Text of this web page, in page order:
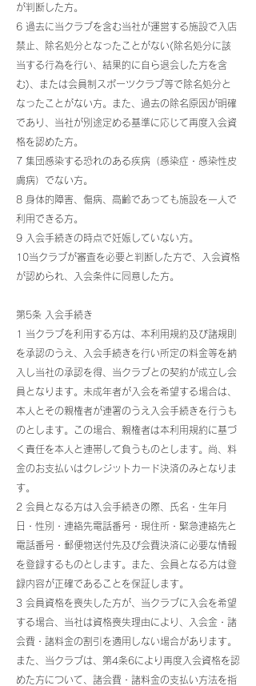
が判断した方。
6 過去に当クラブを含む当社が運営する施設で入店
禁止、除名処分となったことがない(除名処分に該
当する行為を行い、結果的に自ら退会した方を含
む)、または会員制スポーツクラブ等で除名処分と
なったことがない方。また、過去の除名原因が明確
であり、当社が別途定める基準に応じて再度入会資
格を認めた方。
7 集団感染する恐れのある疾病（感染症・感染性皮
膚病）でない方。
8 身体的障害、傷病、高齢であっても施設を一人で
利用できる方。
9 入会手続きの時点で妊娠していない方。
10当クラブが審査を必要と判断した方で、入会資格
が認められ、入会条件に同意した方。
第5条 入会手続き
1 当クラブを利用する方は、本利用規約及び諸規則
を承認のうえ、入会手続きを行い所定の料金等を納
入し当社の承認を得、当クラブとの契約が成立し会
員となります。未成年者が入会を希望する場合は、
本人とその親権者が連署のうえ入会手続きを行うも
のとします。この場合、親権者は本利用規約に基づ
く責任を本人と連帯して負うものとします。尚、料
金のお支払いはクレジットカード決済のみとなりま
す。
2 会員となる方は入会手続きの際、氏名・生年月
日・性別・連絡先電話番号・現住所・緊急連絡先と
電話番号・郵便物送付先及び会費決済に必要な情報
を登録するものとします。また、会員となる方は登
録内容が正確であることを保証します。
3 会員資格を喪失した方が、当クラブに入会を希望
する場合、当社は資格喪失理由により、入会金・諸
会費・諸料金の割引を適用しない場合があります。
また、当クラブは、第4条6により再度入会資格を認
めた方について、諸会費・諸料金の支払い方法を指